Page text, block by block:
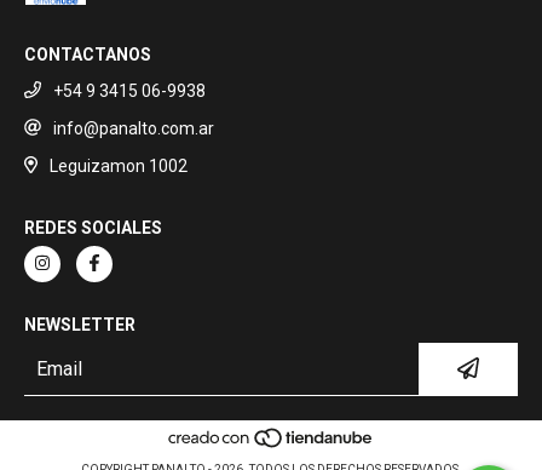
CONTACTANOS
+54 9 3415 06-9938
info@panalto.com.ar
Leguizamon 1002
REDES SOCIALES
NEWSLETTER